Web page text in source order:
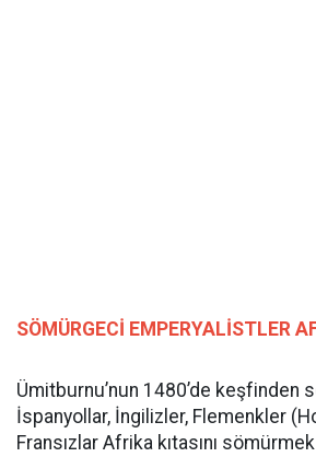
SÖMÜRGECİ EMPERYALİSTLER
Ümitburnu’nun 1480’de keşfinden
İspanyollar, İngilizler, Flemenkler
Fransızlar Afrika kıtasını